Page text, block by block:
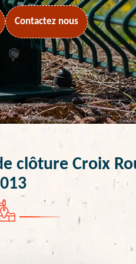
Contactez nous
clôture Croix